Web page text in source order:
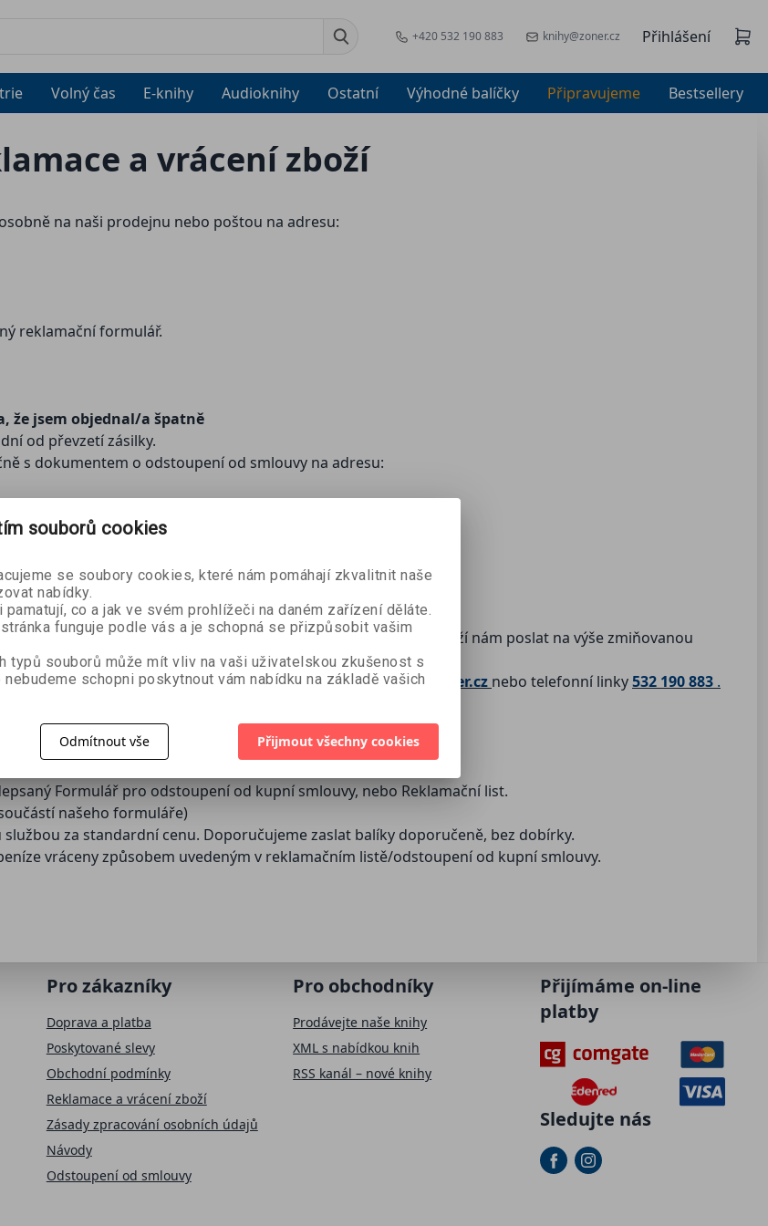
+420 532 190 883 knihy@zoner.cz Přihlášení
Volný čas E-knihy Audioknihy Ostatní Výhodné balíčky Připravujeme Bestsellery
a vrácení zboží
na naši prodejnu nebo poštou na adresu:
reklamační formulář.
že jsem objednal/a špatně
od převzetí zásilky.
s dokumentem o odstoupení od smlouvy na adresu:
můžete poslat také e-mailem na adresueshop@zoner.cz
a zboží nám poslat na výše zmiňovanou
oddělení prostřednictvím e-mailové adresyeshop@zoner.cz nebo telefonní linky532 190 883 .
poškození během přepravy.
Formulář pro odstoupení od kupní smlouvy, nebo Reklamační list.
našeho formuláře)
za standardní cenu. Doporučujeme zaslat balíky doporučeně, bez dobírky.
vráceny způsobem uvedeným v reklamačním listě/odstoupení od kupní smlouvy.
Pro zákazníky
Doprava a platba
Poskytované slevy
Obchodní podmínky
Reklamace a vrácení zboží
Zásady zpracování osobních údajů
Návody
Odstoupení od smlouvy
Pro obchodníky
Prodávejte naše knihy
XML s nabídkou knih
RSS kanál – nové knihy
Přijímáme on-line
platby
Sledujte nás
souborů cookies
se soubory cookies, které nám pomáhají zkvalitnit naše
nabídky.
co a jak ve svém prohlížeči na daném zařízení děláte.
funguje podle vás a je schopná se přizpůsobit vašim
typů souborů může mít vliv na vaši uživatelskou zkušenost s
schopni poskytnout vám nabídku na základě vašich
Odmítnout vše Přijmout všechny cookies